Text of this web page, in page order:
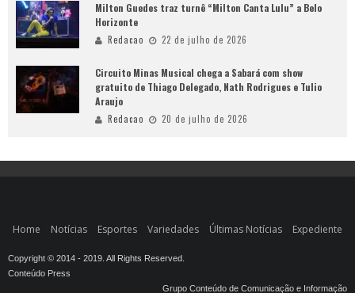
Milton Guedes traz turnê “Milton Canta Lulu” a Belo
Horizonte
Redacao 22 de julho de 2026
Circuito Minas Musical chega a Sabará com show
gratuito de Thiago Delegado, Nath Rodrigues e Tulio
Araujo
Redacao 20 de julho de 2026
Home Notícias Esportes Variedades Últimas Notícias Expediente
Copyright © 2014 - 2019. All Rights Reserved.
Conteúdo Press
Grupo Conteúdo de Comunicação e Informação